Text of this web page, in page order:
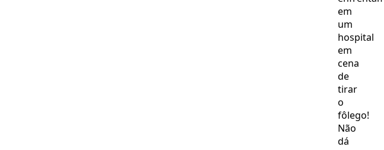
em
um
hospital
em
cena
de
tirar
o
fôlego!
Não
dá